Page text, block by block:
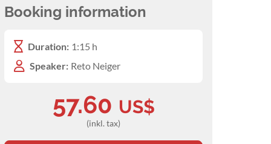
Booking information
Duration: 1:15 h
Speaker: Reto Neiger
57.60 US$
(inkl. tax)